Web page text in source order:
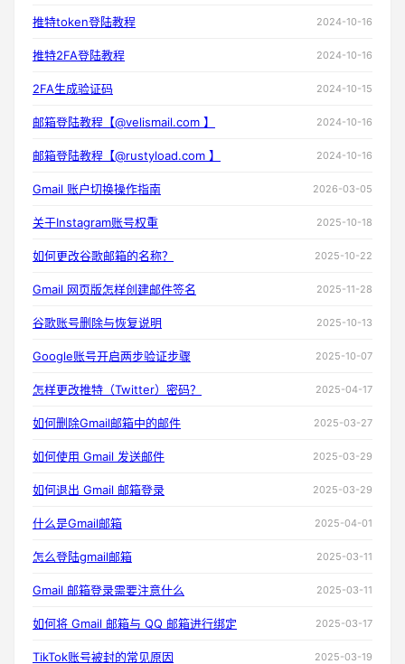
推特token登陆教程 2024-10-16
推特2FA登陆教程 2024-10-16
2FA生成验证码 2024-10-15
邮箱登陆教程【@velismail.com 】 2024-10-16
邮箱登陆教程【@rustyload.com 】 2024-10-16
Gmail 账户切换操作指南 2026-03-05
关于Instagram账号权重 2025-10-18
如何更改谷歌邮箱的名称？ 2025-10-22
Gmail 网页版怎样创建邮件签名 2025-11-28
谷歌账号删除与恢复说明 2025-10-13
Google账号开启两步验证步骤 2025-10-07
怎样更改推特（Twitter）密码？ 2025-04-17
如何删除Gmail邮箱中的邮件 2025-03-27
如何使用 Gmail 发送邮件 2025-03-29
如何退出 Gmail 邮箱登录 2025-03-29
什么是Gmail邮箱 2025-04-01
怎么登陆gmail邮箱 2025-03-11
Gmail 邮箱登录需要注意什么 2025-03-11
如何将 Gmail 邮箱与 QQ 邮箱进行绑定 2025-03-17
TikTok账号被封的常见原因 2025-03-19